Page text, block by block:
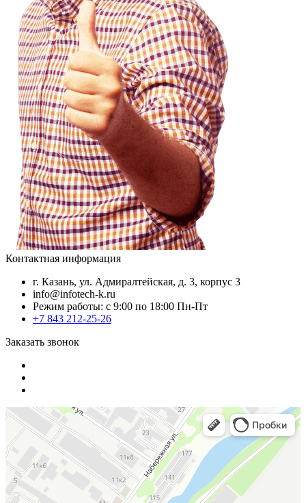
Контактная информация
г. Казань, ул. Адмиралтейская, д. 3, корпус 3
info@infotech-k.ru
Режим работы: с 9:00 по 18:00 Пн-Пт
+7 843 212-25-26
Заказать звонок